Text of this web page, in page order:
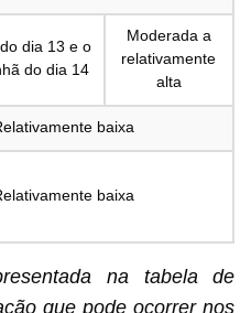
dia 13 e o
do dia 14
Moderada a
relativamente
alta
baixa
baixa
na tabela de
que pode ocorrer nos